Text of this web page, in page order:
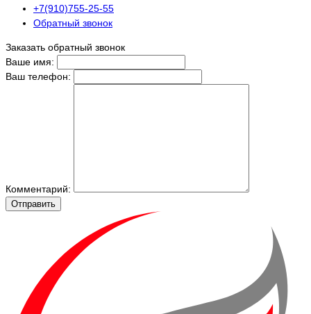
+7(910)755-25-55
Обратный звонок
Заказать обратный звонок
Ваше имя:
Ваш телефон:
Комментарий:
Отправить